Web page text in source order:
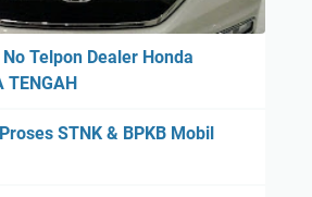
Telpon Dealer Honda
TENGAH
STNK & BPKB Mobil